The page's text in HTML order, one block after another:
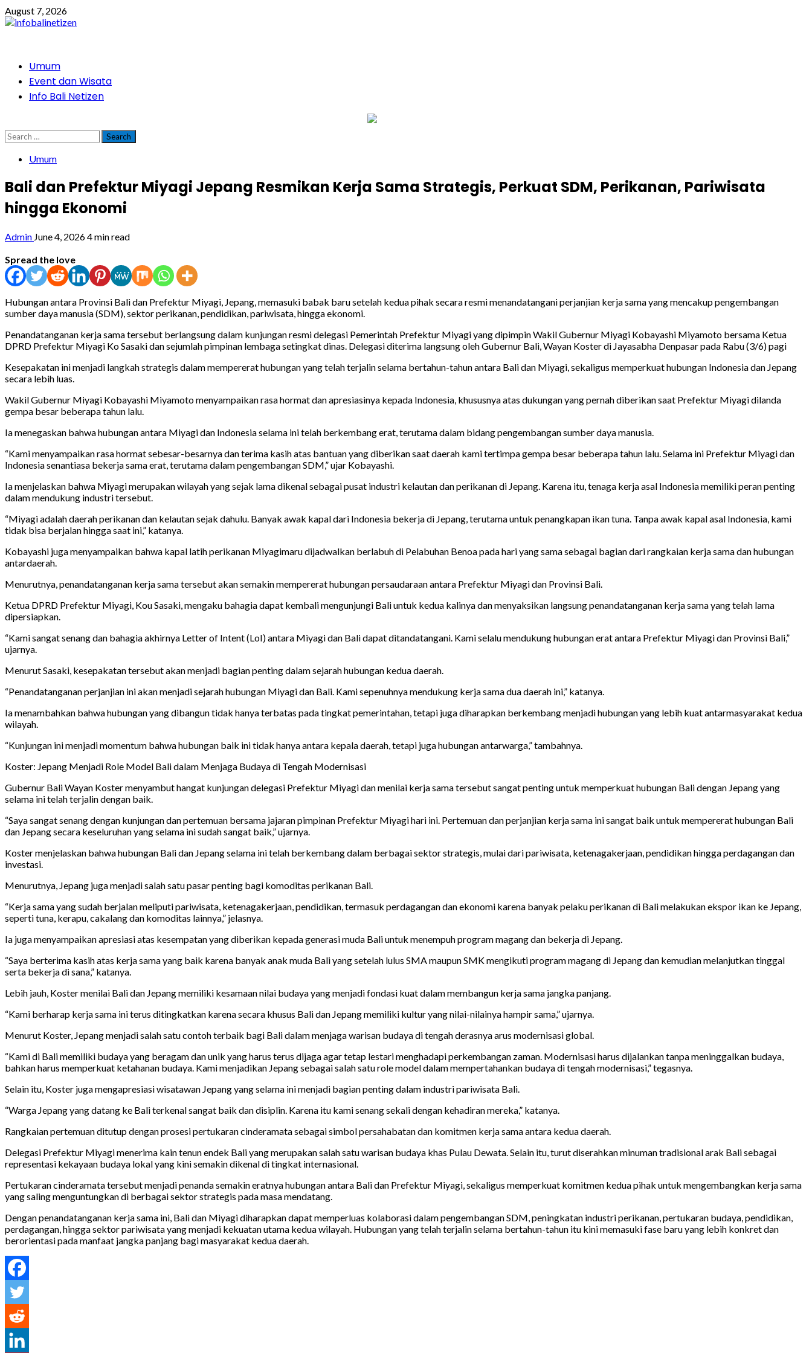
Skip
to
August 7, 2026
PrimaryUmum
Event dan Wisata
Info Bali Netizen
Search
for:
Umum
Bali dan Prefektur Miyagi Jepang Resmikan Kerja Sama Strategis, Perkuat SDM, Perikanan, Pariwisata
hingga Ekonomi
Admin June 4, 20264 min read
Spread the love
Hubungan antara Provinsi Bali dan Prefektur Miyagi, Jepang, memasuki babak baru setelah kedua pihak secara resmi menandatangani perjanjian kerja sama yang mencakup pengembangan
sumber daya manusia (SDM), sektor perikanan, pendidikan, pariwisata, hingga ekonomi.
Penandatanganan kerja sama tersebut berlangsung dalam kunjungan resmi delegasi Pemerintah Prefektur Miyagi yang dipimpin Wakil Gubernur Miyagi Kobayashi Miyamoto bersama Ketua
DPRD Prefektur Miyagi Ko Sasaki dan sejumlah pimpinan lembaga setingkat dinas. Delegasi diterima langsung oleh Gubernur Bali, Wayan Koster di Jayasabha Denpasar pada Rabu (3/6) pagi
Kesepakatan ini menjadi langkah strategis dalam mempererat hubungan yang telah terjalin selama bertahun-tahun antara Bali dan Miyagi, sekaligus memperkuat hubungan Indonesia dan Jepang
secara lebih luas.
Wakil Gubernur Miyagi Kobayashi Miyamoto menyampaikan rasa hormat dan apresiasinya kepada Indonesia, khususnya atas dukungan yang pernah diberikan saat Prefektur Miyagi dilanda
gempa besar beberapa tahun lalu.
Ia menegaskan bahwa hubungan antara Miyagi dan Indonesia selama ini telah berkembang erat, terutama dalam bidang pengembangan sumber daya manusia.
“Kami menyampaikan rasa hormat sebesar-besarnya dan terima kasih atas bantuan yang diberikan saat daerah kami tertimpa gempa besar beberapa tahun lalu. Selama ini Prefektur Miyagi dan
Indonesia senantiasa bekerja sama erat, terutama dalam pengembangan SDM,” ujar Kobayashi.
Ia menjelaskan bahwa Miyagi merupakan wilayah yang sejak lama dikenal sebagai pusat industri kelautan dan perikanan di Jepang. Karena itu, tenaga kerja asal Indonesia memiliki peran penting
dalam mendukung industri tersebut.
“Miyagi adalah daerah perikanan dan kelautan sejak dahulu. Banyak awak kapal dari Indonesia bekerja di Jepang, terutama untuk penangkapan ikan tuna. Tanpa awak kapal asal Indonesia, kami
tidak bisa berjalan hingga saat ini,” katanya.
Kobayashi juga menyampaikan bahwa kapal latih perikanan Miyagimaru dijadwalkan berlabuh di Pelabuhan Benoa pada hari yang sama sebagai bagian dari rangkaian kerja sama dan hubungan
antardaerah.
Menurutnya, penandatanganan kerja sama tersebut akan semakin mempererat hubungan persaudaraan antara Prefektur Miyagi dan Provinsi Bali.
Ketua DPRD Prefektur Miyagi, Kou Sasaki, mengaku bahagia dapat kembali mengunjungi Bali untuk kedua kalinya dan menyaksikan langsung penandatanganan kerja sama yang telah lama
dipersiapkan.
“Kami sangat senang dan bahagia akhirnya Letter of Intent (LoI) antara Miyagi dan Bali dapat ditandatangani. Kami selalu mendukung hubungan erat antara Prefektur Miyagi dan Provinsi Bali,”
ujarnya.
Menurut Sasaki, kesepakatan tersebut akan menjadi bagian penting dalam sejarah hubungan kedua daerah.
“Penandatanganan perjanjian ini akan menjadi sejarah hubungan Miyagi dan Bali. Kami sepenuhnya mendukung kerja sama dua daerah ini,” katanya.
Ia menambahkan bahwa hubungan yang dibangun tidak hanya terbatas pada tingkat pemerintahan, tetapi juga diharapkan berkembang menjadi hubungan yang lebih kuat antarmasyarakat kedua
wilayah.
“Kunjungan ini menjadi momentum bahwa hubungan baik ini tidak hanya antara kepala daerah, tetapi juga hubungan antarwarga,” tambahnya.
Koster: Jepang Menjadi Role Model Bali dalam Menjaga Budaya di Tengah Modernisasi
Gubernur Bali Wayan Koster menyambut hangat kunjungan delegasi Prefektur Miyagi dan menilai kerja sama tersebut sangat penting untuk memperkuat hubungan Bali dengan Jepang yang
selama ini telah terjalin dengan baik.
“Saya sangat senang dengan kunjungan dan pertemuan bersama jajaran pimpinan Prefektur Miyagi hari ini. Pertemuan dan perjanjian kerja sama ini sangat baik untuk mempererat hubungan Bali
dan Jepang secara keseluruhan yang selama ini sudah sangat baik,” ujarnya.
Koster menjelaskan bahwa hubungan Bali dan Jepang selama ini telah berkembang dalam berbagai sektor strategis, mulai dari pariwisata, ketenagakerjaan, pendidikan hingga perdagangan dan
investasi.
Menurutnya, Jepang juga menjadi salah satu pasar penting bagi komoditas perikanan Bali.
“Kerja sama yang sudah berjalan meliputi pariwisata, ketenagakerjaan, pendidikan, termasuk perdagangan dan ekonomi karena banyak pelaku perikanan di Bali melakukan ekspor ikan ke Jepang,
seperti tuna, kerapu, cakalang dan komoditas lainnya,” jelasnya.
Ia juga menyampaikan apresiasi atas kesempatan yang diberikan kepada generasi muda Bali untuk menempuh program magang dan bekerja di Jepang.
“Saya berterima kasih atas kerja sama yang baik karena banyak anak muda Bali yang setelah lulus SMA maupun SMK mengikuti program magang di Jepang dan kemudian melanjutkan tinggal
serta bekerja di sana,” katanya.
Lebih jauh, Koster menilai Bali dan Jepang memiliki kesamaan nilai budaya yang menjadi fondasi kuat dalam membangun kerja sama jangka panjang.
“Kami berharap kerja sama ini terus ditingkatkan karena secara khusus Bali dan Jepang memiliki kultur yang nilai-nilainya hampir sama,” ujarnya.
Menurut Koster, Jepang menjadi salah satu contoh terbaik bagi Bali dalam menjaga warisan budaya di tengah derasnya arus modernisasi global.
“Kami di Bali memiliki budaya yang beragam dan unik yang harus terus dijaga agar tetap lestari menghadapi perkembangan zaman. Modernisasi harus dijalankan tanpa meninggalkan budaya,
bahkan harus memperkuat ketahanan budaya. Kami menjadikan Jepang sebagai salah satu role model dalam mempertahankan budaya di tengah modernisasi,” tegasnya.
Selain itu, Koster juga mengapresiasi wisatawan Jepang yang selama ini menjadi bagian penting dalam industri pariwisata Bali.
“Warga Jepang yang datang ke Bali terkenal sangat baik dan disiplin. Karena itu kami senang sekali dengan kehadiran mereka,” katanya.
Rangkaian pertemuan ditutup dengan prosesi pertukaran cinderamata sebagai simbol persahabatan dan komitmen kerja sama antara kedua daerah.
Delegasi Prefektur Miyagi menerima kain tenun endek Bali yang merupakan salah satu warisan budaya khas Pulau Dewata. Selain itu, turut diserahkan minuman tradisional arak Bali sebagai
representasi kekayaan budaya lokal yang kini semakin dikenal di tingkat internasional.
Pertukaran cinderamata tersebut menjadi penanda semakin eratnya hubungan antara Bali dan Prefektur Miyagi, sekaligus memperkuat komitmen kedua pihak untuk mengembangkan kerja sama
yang saling menguntungkan di berbagai sektor strategis pada masa mendatang.
Dengan penandatanganan kerja sama ini, Bali dan Miyagi diharapkan dapat memperluas kolaborasi dalam pengembangan SDM, peningkatan industri perikanan, pertukaran budaya, pendidikan,
perdagangan, hingga sektor pariwisata yang menjadi kekuatan utama kedua wilayah. Hubungan yang telah terjalin selama bertahun-tahun itu kini memasuki fase baru yang lebih konkret dan
berorientasi pada manfaat jangka panjang bagi masyarakat kedua daerah.